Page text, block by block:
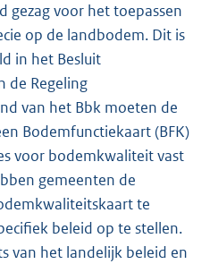
gezag voor het toepassen
op de landbodem. Dit is
in het Besluit
de Regeling
van het Bbk moeten de
Bodemfunctiekaart (BFK)
voor bodemkwaliteit vast
gemeenten de
te
beleid op te stellen.
van het landelijk beleid en